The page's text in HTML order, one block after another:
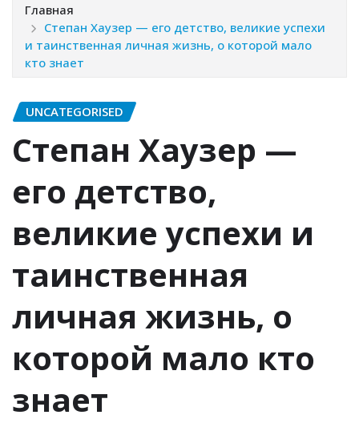
Главная
Степан Хаузер — его детство, великие успехи
и таинственная личная жизнь, о которой мало
кто знает
UNCATEGORISED
Степан Хаузер —
его детство,
великие успехи и
таинственная
личная жизнь, о
которой мало кто
знает